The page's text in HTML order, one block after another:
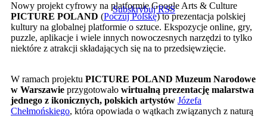
Subskrybuj RSS
Nowy projekt cyfrowy na platformie Google Arts & Culture
PICTURE POLAND (Poczuj Polskę) to prezentacja polskiej
kultury na globalnej platformie o sztuce. Ekspozycje online, gry,
puzzle, aplikacje i wiele innych nowoczesnych narzędzi to tylko
niektóre z atrakcji składających się na to przedsięwzięcie.
W ramach projektu PICTURE POLAND Muzeum Narodowe
w Warszawie przygotowało wirtualną prezentację malarstwa
jednego z ikonicznych, polskich artystów Józefa
Chełmońskiego, która opowiada o wątkach związanych z naturą